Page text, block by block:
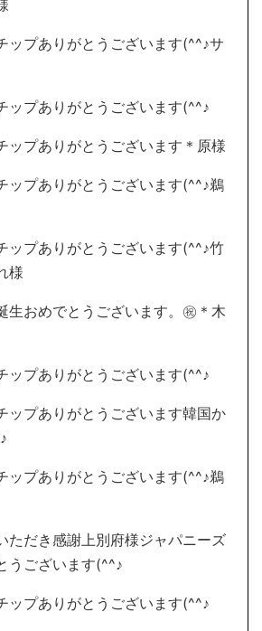
ップありがとうございます(^^♪サ
ップありがとうございます(^^♪
ップありがとうございます＊原様
ップありがとうございます(^^♪鵜
ップありがとうございます(^^♪竹
様
おめでとうございます。㊗＊木
ップありがとうございます(^^♪
ップありがとうございます韓国か
ップありがとうございます(^^♪鵜
ただき感謝上別府様ジャパニーズ
うございます(^^♪
ップありがとうございます(^^♪